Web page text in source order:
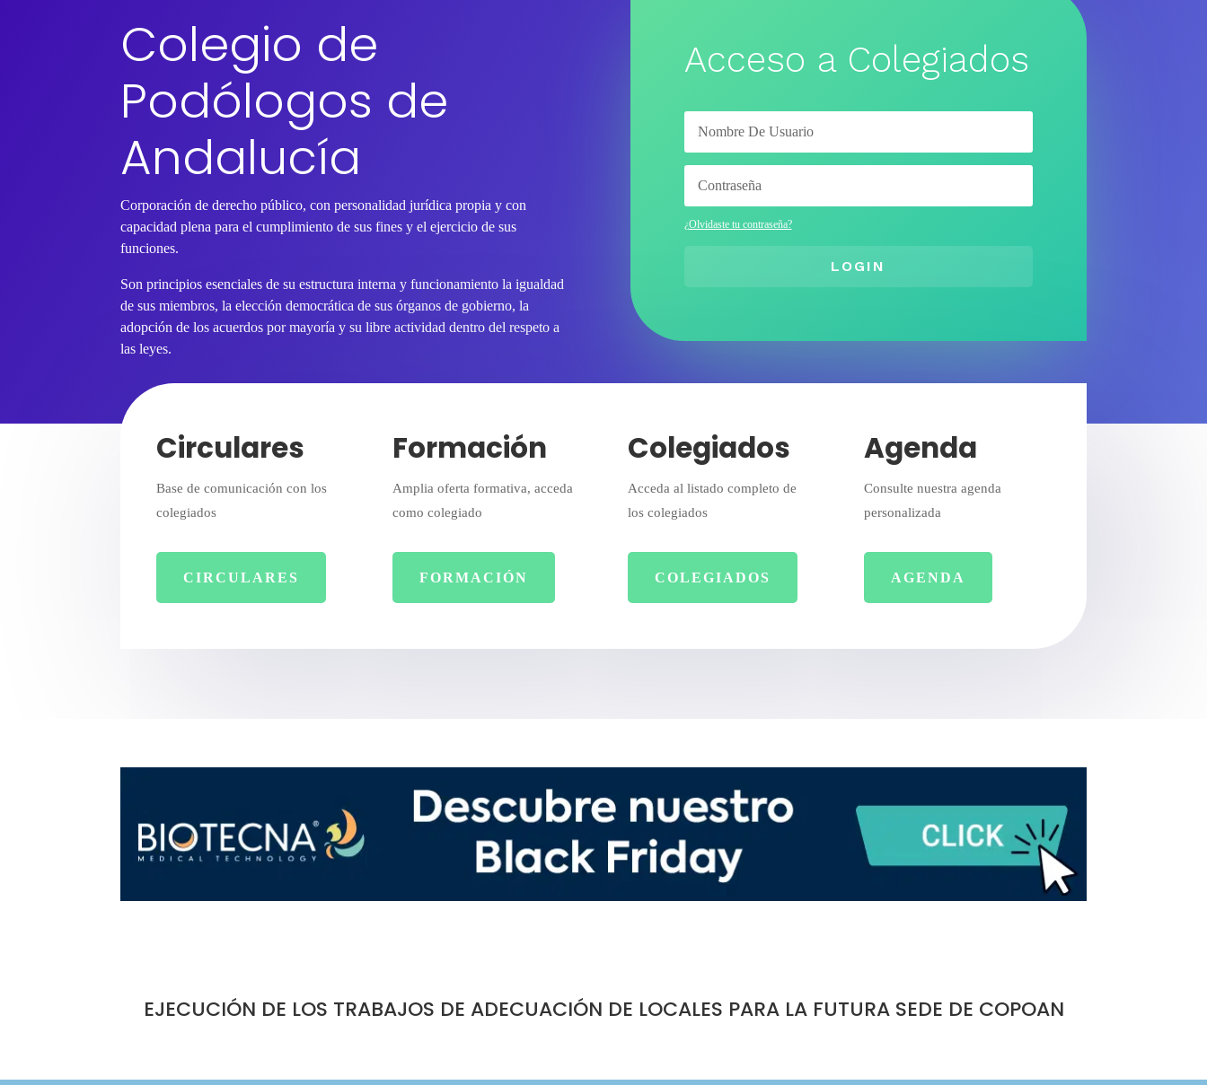
Colegio de
Podólogos de
Andalucía
Corporación de derecho público, con personalidad jurídica propia y con
capacidad plena para el cumplimiento de sus fines y el ejercicio de sus
funciones.
Son principios esenciales de su estructura interna y funcionamiento la igualdad
de sus miembros, la elección democrática de sus órganos de gobierno, la
adopción de los acuerdos por mayoría y su libre actividad dentro del respeto a
las leyes.
Acceso a Colegiados
¿Olvidaste tu contraseña?
LOGIN
Circulares
Base de comunicación con los
colegiados
CIRCULARES
Formación
Amplia oferta formativa, acceda
como colegiado
FORMACIÓN
Colegiados
Acceda al listado completo de
los colegiados
COLEGIADOS
Agenda
Consulte nuestra agenda
personalizada
AGENDA
EJECUCIÓN DE LOS TRABAJOS DE ADECUACIÓN DE LOCALES PARA LA FUTURA SEDE DE COPOAN